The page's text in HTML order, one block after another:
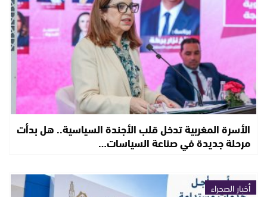
الأسرة المغربية تدخل قلب الأجندة السياسية.. هل بدأت
مرحلة جديدة في صناعة السياسات…
أخبار الصحراء